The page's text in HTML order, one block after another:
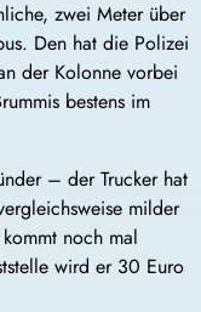
zwei Meter über
Den hat die Polizei
der Kolonne vorbei
bestens im
– der Trucker hat
milder
noch mal
wird er 30 Euro